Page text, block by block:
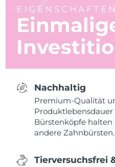
EIGENSCHAFTEN
Nachhaltig
Premium-Qualität
Produktlebensdauer
Bürstenköpfe halten
andere Zahnbürsten.
Tierversuchsfrei